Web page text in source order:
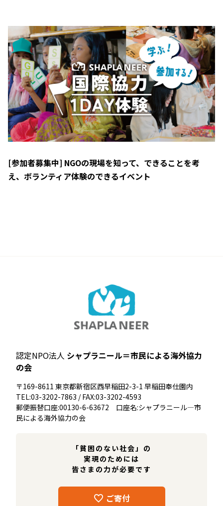
[参加者募集中] NGOの現場を知って、できることを考
え、ボランティア体験のできるイベント
認定NPO法人 シャプラニール＝市民による海外協力
の会
〒169-8611 東京都新宿区西早稲田2-3-1 早稲田奉仕園内
TEL:03-3202-7863 / FAX:03-3202-4593
郵便振替口座:00130-6-63672 口座名:シャプラニール―市
民による海外協力の会
「貧困のない社会」の
実現のためには
皆さまの力が必要です
ご寄付